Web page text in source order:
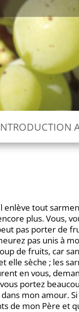
enlève tout
plus. Vous,
pas porter de
pas unis à
de fruits, car
sèche ; les
en vous,
portez
mon amour.
de mon Père et